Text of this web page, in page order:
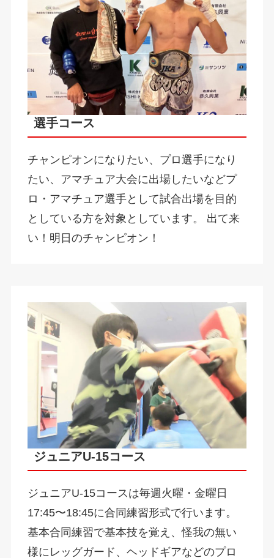
選手コース
チャンピオンになりたい、プロ選手になり
たい、アマチュア大会に出場したいなどプ
ロ・アマチュア選手として試合出場を目的
としている方を対象としています。 出て来
い！明日のチャンピオン！
ジュニアU-15コース
ジュニアU-15コースは毎週火曜・金曜日
17:45〜18:45に合同練習形式で行います。
基本合同練習で基本技を覚え、怪我の無い
様にレッグガード、ヘッドギアなどのプロ